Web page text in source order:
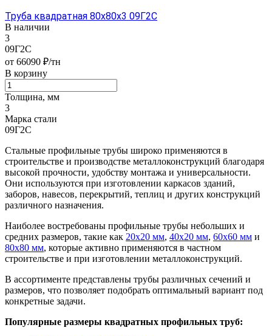
Труба квадратная 80х80х3 09Г2С
В наличии
3
09Г2С
от 66090 ₽/тн
В корзину
Толщина, мм
3
Марка стали
09Г2С
Стальные профильные трубы широко применяются в
строительстве и производстве металлоконструкций благодаря
высокой прочности, удобству монтажа и универсальности.
Они используются при изготовлении каркасов зданий,
заборов, навесов, перекрытий, теплиц и других конструкций
различного назначения.
Наиболее востребованы профильные трубы небольших и
средних размеров, такие как 20х20 мм, 40х20 мм, 60х60 мм и
80х80 мм, которые активно применяются в частном
строительстве и при изготовлении металлоконструкций.
В ассортименте представлены трубы различных сечений и
размеров, что позволяет подобрать оптимальный вариант под
конкретные задачи.
Популярные размеры квадратных профильных труб: